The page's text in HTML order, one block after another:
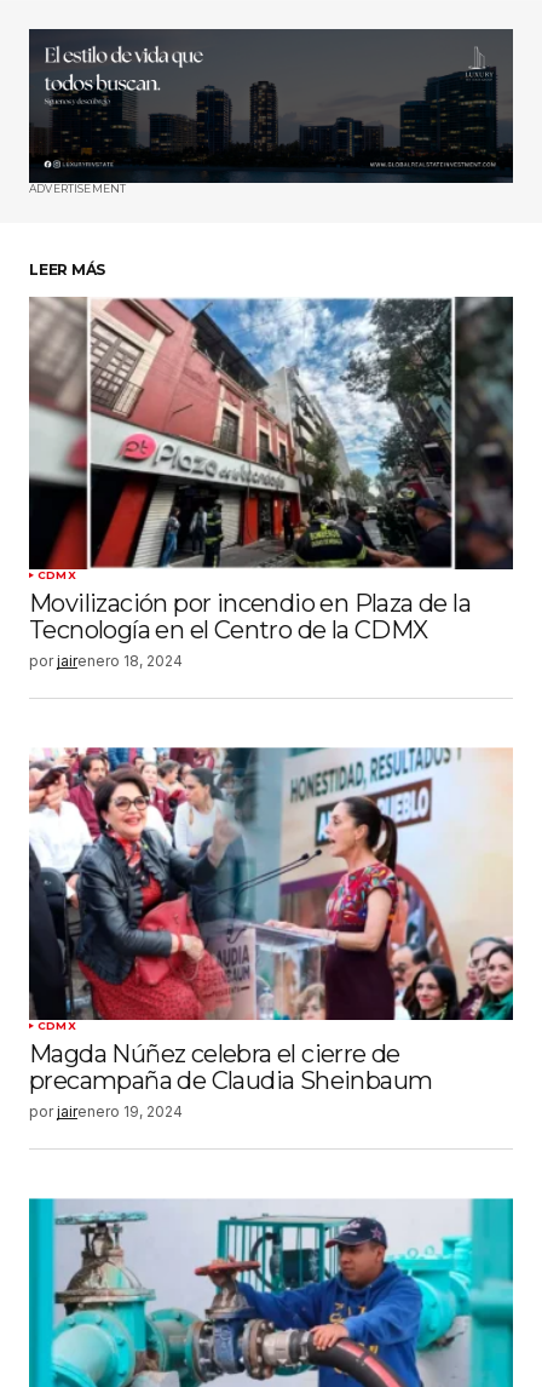
ADVERTISEMENT
LEER MÁS
CDMX
Movilización por incendio en Plaza de la
Tecnología en el Centro de la CDMX
por jairenero 18, 2024
CDMX
Magda Núñez celebra el cierre de
precampaña de Claudia Sheinbaum
por jairenero 19, 2024